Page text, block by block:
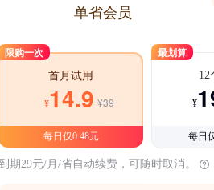
单省会员
限购一次
首月试用
¥14.9 ¥39
每日仅0.48元
最划算
12
¥
每日
期29元/月/省自动续费，可随时取消。